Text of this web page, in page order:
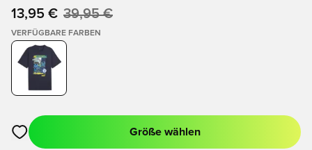
13,95 € 39,95 €
VERFÜGBARE FARBEN
Öffnet ein neues Fenster zum Anmelden oder Registrieren
Größe wählen